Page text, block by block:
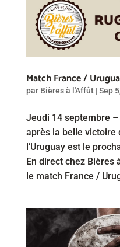
Match France /
par Bières à l'Affût|Sep
Jeudi 14 septembre
après la belle victoire
l’Uruguay est le
En direct chez Bières
le match France /